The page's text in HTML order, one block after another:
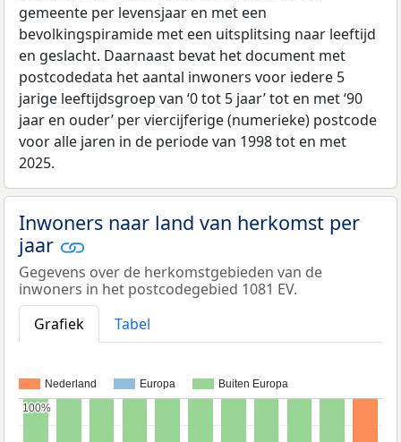
gemeente per levensjaar en met een
bevolkingspiramide met een uitsplitsing naar leeftijd
en geslacht. Daarnaast bevat het document met
postcodedata het aantal inwoners voor iedere 5
jarige leeftijdsgroep van ‘0 tot 5 jaar’ tot en met ‘90
jaar en ouder’ per viercijferige (numerieke) postcode
voor alle jaren in de periode van 1998 tot en met
2025.
Inwoners naar land van herkomst per
jaar
Gegevens over de herkomstgebieden van de
inwoners in het postcodegebied 1081 EV.
Grafiek
Tabel
Nederland Europa Buiten Europa
100%
100%